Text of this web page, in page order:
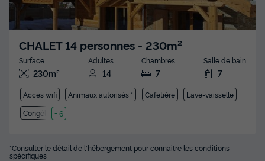
CHALET 14 personnes - 230m²
Surface
230m²
Adultes
14
Chambres
7
Salle de bain
7
Accès wifi Animaux autorisés * Cafetière
Lave-vaisselle
Congélateur
+ 6
*Consulter le détail de l'hébergement pour connaitre les conditions
spécifiques